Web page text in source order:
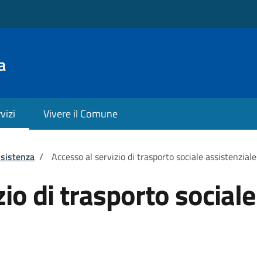
Vivere il Comune
/ Accesso al servizio di trasporto sociale assistenziale
di trasporto sociale